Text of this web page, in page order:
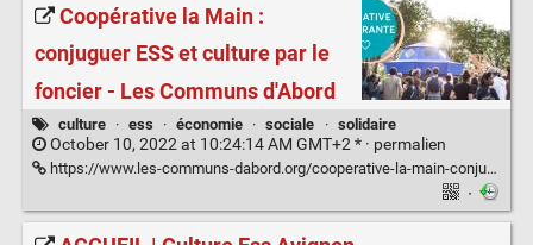
Coopérative la Main :
conjuguer ESS et culture par le
foncier - Les Communs d'Abord
culture · ess · économie · sociale · solidaire
October 10, 2022 at 10:24:14 AM GMT+2 * · permalien
https://www.les-communs-dabord.org/cooperative-la-main-conjuguer-ess-et-culture-par-le-foncier/
·